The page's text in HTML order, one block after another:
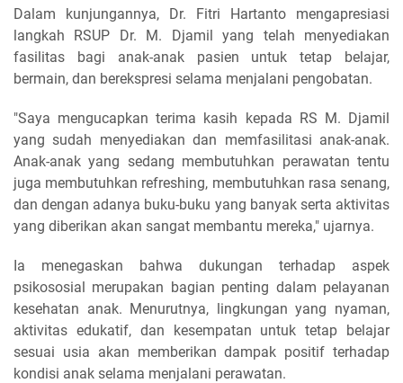
Dalam kunjungannya, Dr. Fitri Hartanto mengapresiasi
langkah RSUP Dr. M. Djamil yang telah menyediakan
fasilitas bagi anak-anak pasien untuk tetap belajar,
bermain, dan berekspresi selama menjalani pengobatan.
"Saya mengucapkan terima kasih kepada RS M. Djamil
yang sudah menyediakan dan memfasilitasi anak-anak.
Anak-anak yang sedang membutuhkan perawatan tentu
juga membutuhkan refreshing, membutuhkan rasa senang,
dan dengan adanya buku-buku yang banyak serta aktivitas
yang diberikan akan sangat membantu mereka," ujarnya.
Ia menegaskan bahwa dukungan terhadap aspek
psikososial merupakan bagian penting dalam pelayanan
kesehatan anak. Menurutnya, lingkungan yang nyaman,
aktivitas edukatif, dan kesempatan untuk tetap belajar
sesuai usia akan memberikan dampak positif terhadap
kondisi anak selama menjalani perawatan.